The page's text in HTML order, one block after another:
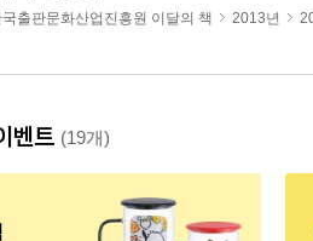
국출판문화산업진흥원 이달의 책 2013년
벤트 (19개)